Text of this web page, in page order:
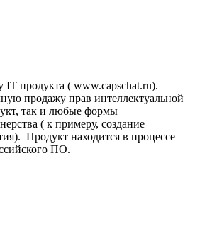
продукта ( www.capschat.ru).
продажу прав интеллектуальной
так и любые формы
( к примеру, создание
Продукт находится в процессе
ПО.